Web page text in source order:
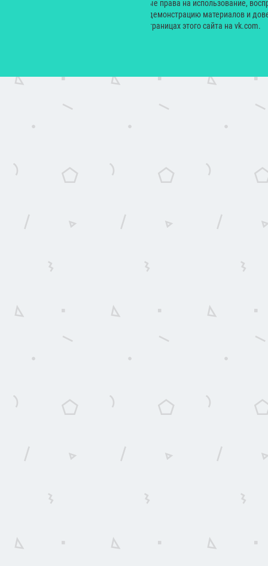
Екатерина Николаевна неисключительные права на использование,
производных произведений, а также на демонстрацию материалов и
сайт yesmagazine.ru и на официальных страницах этого сайта на vk.com.